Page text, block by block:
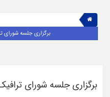
برگزاری جلسه شورای
برگزاری جلسه شورای